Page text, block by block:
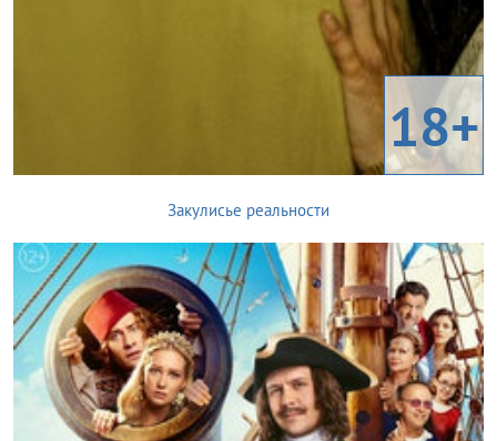
18+
Закулисье реальности